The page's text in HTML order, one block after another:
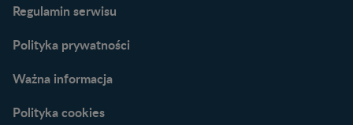
praktyczne wskazówki
Regulamin serwisu
Polityka prywatności
Ważna informacja
Polityka cookies